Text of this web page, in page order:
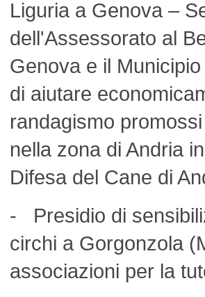
Liguria a Genova –
dell'Assessorato al
Genova e il
di aiutare
randagismo
nella zona di Andria
Difesa del Cane di
- Presidio di
circhi a Gorgonzola
associazioni per la